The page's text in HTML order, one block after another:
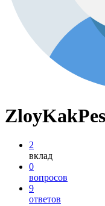
ZloyKakPes
2
вклад
0
вопросов
9
ответов